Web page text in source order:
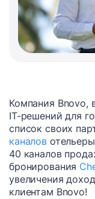
Компания Bnovo,
IT-решений для
список своих
каналов
40 каналов
бронирования
увеличения
клиентам Bnovo!